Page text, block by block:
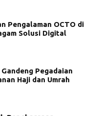
Pengalaman OCTO di
Solusi Digital
Pegadaian
Haji dan Umrah